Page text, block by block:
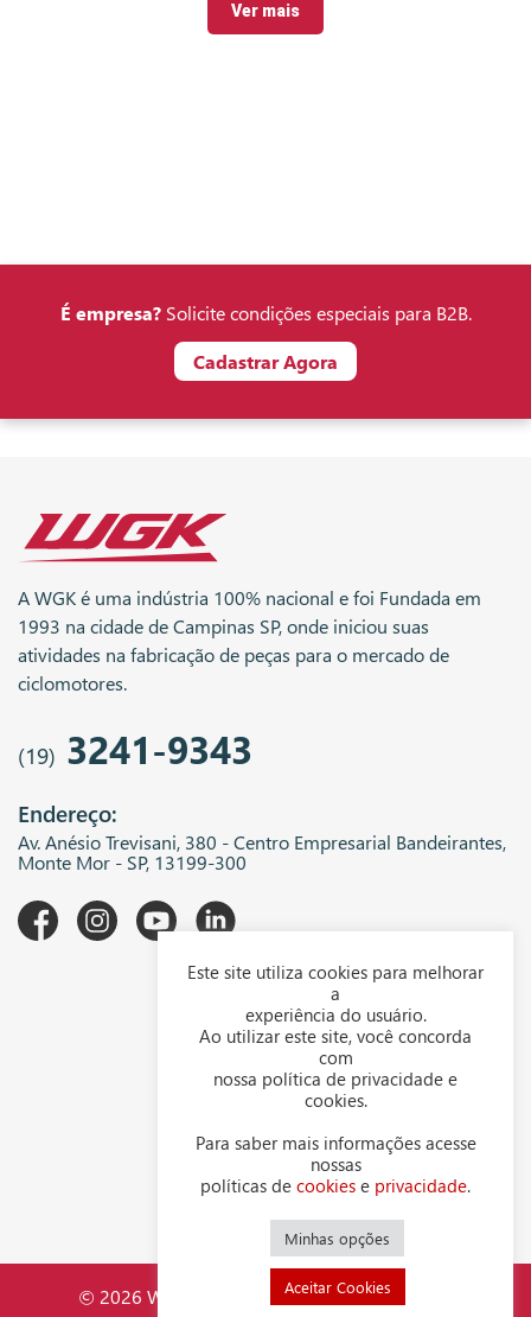
Ver mais
É empresa?Solicite condições especiais para B2B.
Cadastrar Agora
A WGK é uma indústria 100% nacional e foi Fundada em
1993 na cidade de Campinas SP, onde iniciou suas
atividades na fabricação de peças para o mercado de
ciclomotores.
(19) 3241-9343
Endereço:
Av. Anésio Trevisani, 380 - Centro Empresarial Bandeirantes,
Monte Mor - SP, 13199-300
Downloads
Representantes
Política de privacidade
Política de cookies
Contato
© 2026 WGK Indústria Mecânica LTDA - CNPJ
Este site utiliza cookies para melhorar
a
experiência do usuário.
Ao utilizar este site, você concorda
com
nossa política de privacidade e
cookies.
Para saber mais informações acesse
nossas
políticas de cookies e privacidade.
Minhas opções
Aceitar Cookies